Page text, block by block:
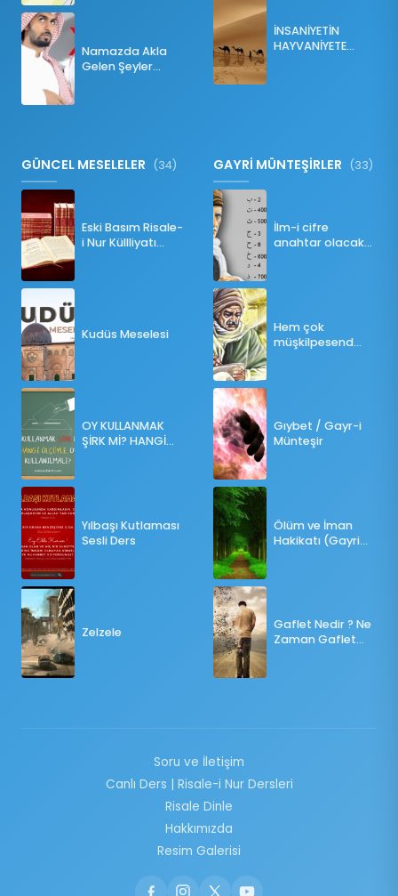
Namazda Akla
Gelen Şeyler
İNSANİYETİN
HAYVANİYETE
GÜNCEL MESELELER (34)
Eski Basım Risale-
i Nur Küllliyatı
Kudüs Meselesi
OY KULLANMAK
ŞİRK Mİ? HANGİ
Yılbaşı Kutlaması
Sesli Ders
Zelzele
GAYRİ MÜNTEŞİRLER (33)
İlm-i cifre
anahtar olacak
Hem çok
müşkilpesend
Gıybet / Gayr-i
Münteşir
Ölüm ve İman
Hakikatı (Gayri
Gaflet Nedir ? Ne
Zaman Gaflet
Soru ve İletişim
Canlı Ders | Risale-i Nur Dersleri
Risale Dinle
Hakkımızda
Resim Galerisi